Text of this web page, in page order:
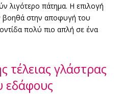
λιγότερο πάτημα. Η επιλογή
βοηθά στην αποφυγή του
πολύ πιο απλή σε ένα
τέλειας γλάστρας
εδάφους